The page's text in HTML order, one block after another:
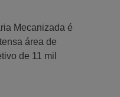
Mecanizada é
área de
de 11 mil